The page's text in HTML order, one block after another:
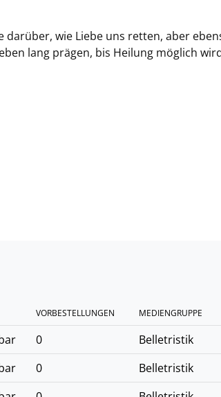
darüber, wie Liebe uns retten, aber
lang prägen, bis Heilung möglich
VORBESTELLUNGEN MEDIENGRUPPE
0
Belletristik
0
Belletristik